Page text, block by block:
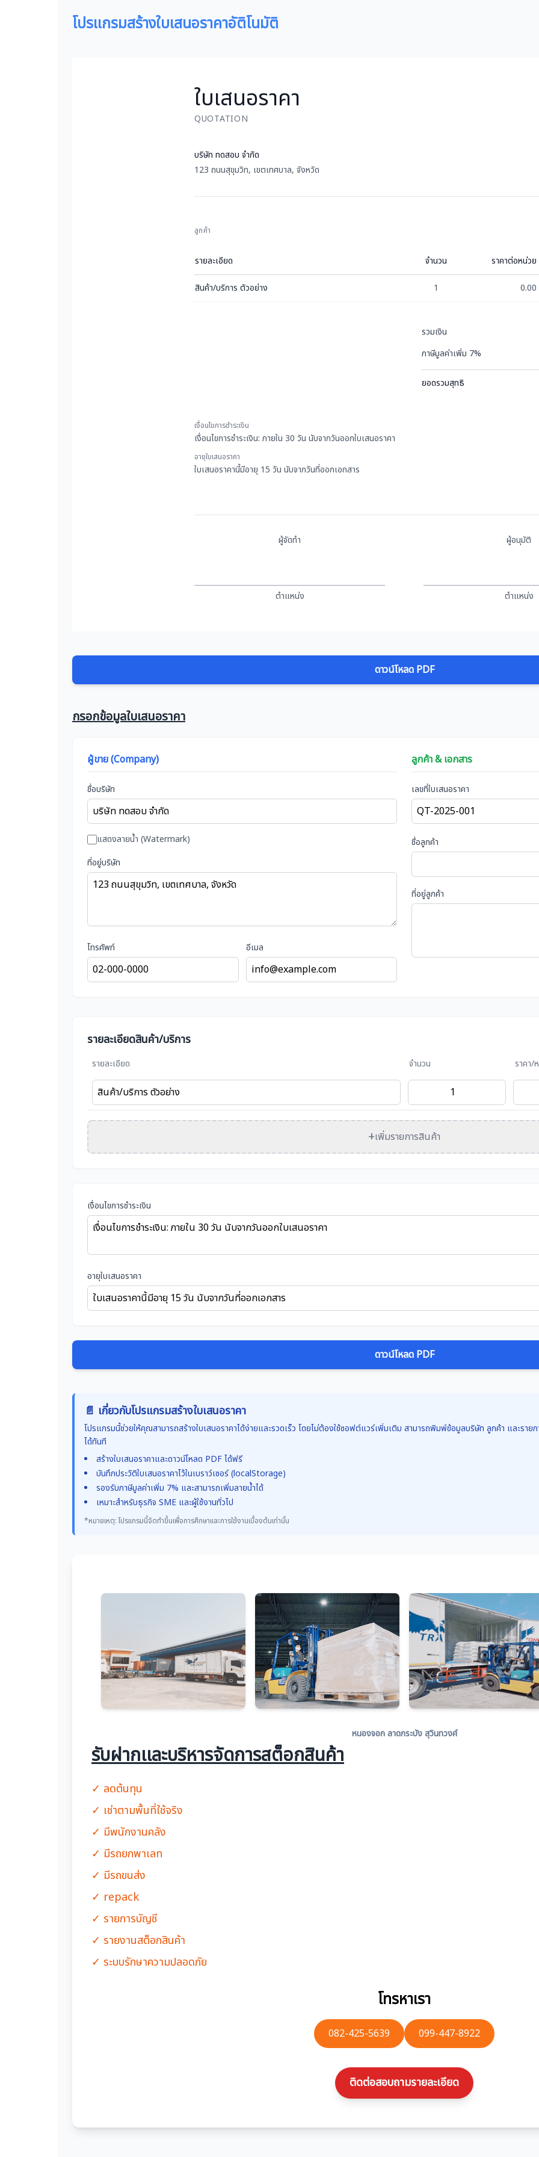
โปรเเกรมสร้างใบเสนอราคาอัติโนมัติ
ใบเสนอราคา
QUOTATION
บริษัท ทดสอบ จำกัด
123 ถนนสุขุมวิท, เขตเทศบาล, จังหวัด
ลูกค้า
รายละเอียด จำนวน ราคาต่อหน่วย
สินค้า/บริการ ตัวอย่าง 1 0.00
รวมเงิน
ภาษีมูลค่าเพิ่ม 7%
ยอดรวมสุทธิ
เงื่อนไขการชำระเงิน
เงื่อนไขการชำระเงิน: ภายใน 30 วัน นับจากวันออกใบเสนอราคา
อายุใบเสนอราคา
ใบเสนอราคานี้มีอายุ 15 วัน นับจากวันที่ออกเอกสาร
ผู้จัดทำ
ตำแหน่ง
ผู้อนุมัติ
ตำแหน่ง
ดาวน์โหลด PDF
กรอกข้อมูลใบเสนอราคา
ผู้ขาย (Company)
ชื่อบริษัท
แสดงลายน้ำ (Watermark)
ที่อยู่บริษัท
โทรศัพท์ อีเมล
ลูกค้า & เอกสาร
เลขที่ใบเสนอราคา
ชื่อลูกค้า
ที่อยู่ลูกค้า
รายละเอียดสินค้า/บริการ
รายละเอียด จำนวน ราคา/
+เพิ่มรายการสินค้า
เงื่อนไขการชำระเงิน
อายุใบเสนอราคา
ดาวน์โหลด PDF
📄 เกี่ยวกับโปรแกรมสร้างใบเสนอราคา
โปรแกรมนี้ช่วยให้คุณสามารถสร้างใบเสนอราคาได้ง่ายและรวดเร็ว โดยไม่ต้องใช้ซอฟต์แวร์เพิ่มเติม สามารถพิมพ์ข้อมูลบริษัท ลูกค้า และรา
ได้ทันที
สร้างใบเสนอราคาและดาวน์โหลด PDF ได้ฟรี
บันทึกประวัติใบเสนอราคาไว้ในเบราว์เซอร์ (localStorage)
รองรับภาษีมูลค่าเพิ่ม 7% และสามารถเพิ่มลายน้ำได้
เหมาะสำหรับธุรกิจ SME และผู้ใช้งานทั่วไป
*หมายเหตุ: โปรแกรมนี้จัดทำขึ้นเพื่อการศึกษาและการใช้งานเบื้องต้นเท่านั้น
หนองจอก ลาดกระบัง สุวินทวงศ์
รับฝากเเละบริหารจัดการสต็อกสินค้า
✓ ลดต้นทุน
✓ เช่าตามพื้นที่ใช้จริง
✓ มีพนักงานคลัง
✓ มีรถยกพาเลท
✓ มีรถขนส่ง
✓ repack
✓ รายการบัญชี
✓ รายงานสต็อกสินค้า
✓ ระบบรักษาความปลอดภัย
โทรหาเรา
082-425-5639 099-447-8922
ติดต่อสอบถามรายละเอียด